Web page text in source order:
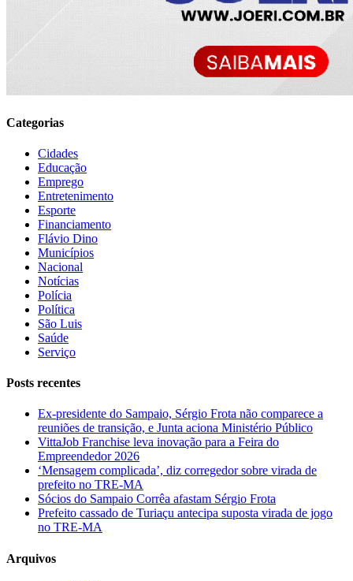
Categorias
Cidades
Educação
Emprego
Entretenimento
Esporte
Financiamento
Flávio Dino
Municípios
Nacional
Notícias
Polícia
Política
São Luis
Saúde
Serviço
Posts recentes
Ex-presidente do Sampaio, Sérgio Frota não comparece a
reuniões de transição, e Junta aciona Ministério Público
VittaJob Franchise leva inovação para a Feira do
Empreendedor 2026
‘Mensagem complicada’, diz corregedor sobre virada de
prefeito no TRE-MA
Sócios do Sampaio Corrêa afastam Sérgio Frota
Prefeito cassado de Turiaçu antecipa suposta virada de jogo
no TRE-MA
Arquivos